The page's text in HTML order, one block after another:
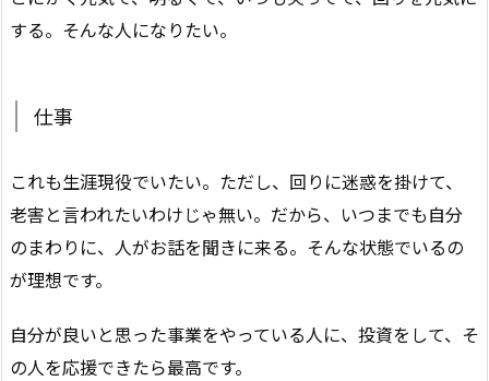
する。そんな人になりたい。
仕事
これも生涯現役でいたい。ただし、回りに迷惑を掛けて、
老害と言われたいわけじゃ無い。だから、いつまでも自分
のまわりに、人がお話を聞きに来る。そんな状態でいるの
が理想です。
自分が良いと思った事業をやっている人に、投資をして、そ
の人を応援できたら最高です。